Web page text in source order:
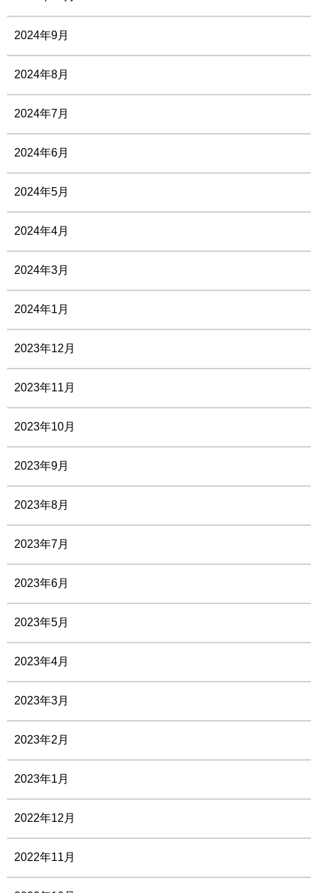
2024年9月
2024年8月
2024年7月
2024年6月
2024年5月
2024年4月
2024年3月
2024年1月
2023年12月
2023年11月
2023年10月
2023年9月
2023年8月
2023年7月
2023年6月
2023年5月
2023年4月
2023年3月
2023年2月
2023年1月
2022年12月
2022年11月